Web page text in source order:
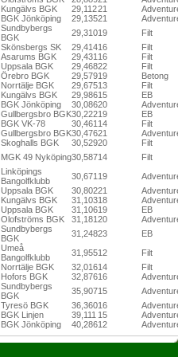
Kungälvs BGK 29,11221
BGK Jönköping 29,13521
Sundbybergs
BGK
29,31019
Filt
Skönsbergs SK 29,41416
Filt
Asarums BGK 29,431 16
Filt
Uppsala BGK 29,46822
Filt
Örebro BGK 29,57919
Betong
Norrtälje BGK 29,67513
Filt
Kungälvs BGK 29,98615
EB
BGK Jönköping 30,08620
Gullbergsbro BGK30,22219
EB
BGK VK-78 30,461 14
Filt
Gullbergsbro BGK30,47621
Skoghalls BGK 30,52920
Filt
MGK 49 Nyköping30,58714
Filt
Linköpings
Bangolfklubb
30,671 19
Uppsala BGK 30,80221
Kungälvs BGK 31,10318
Uppsala BGK 31,10619
EB
Olofströms BGK 31,18120
Sundbybergs
BGK
31,24823
EB
Umeå
Bangolfklubb
31,95512
Filt
Norrtälje BGK 32,01614
Filt
Hofors BGK 32,87616
Sundbybergs
BGK
35,90715
Tyresö BGK 36,36016
BGK Linjen 39,111 15
BGK Jönköping 40,28612